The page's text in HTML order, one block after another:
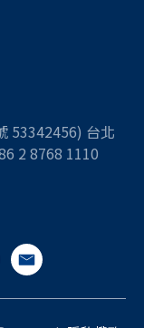
53342456) 台北
2 8768 1110